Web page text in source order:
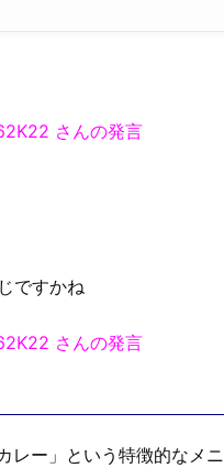
さんの発言
ですかね
さんの発言
レー」という特徴的なメ